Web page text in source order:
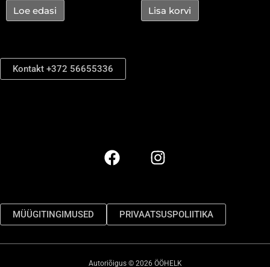
Loe edasi Lisa korvi
Kontakt +372 56655336
MÜÜGITINGIMUSED PRIVAATSUSPOLIITIKA
Autoriõigus © 2026 ÖÖHELK